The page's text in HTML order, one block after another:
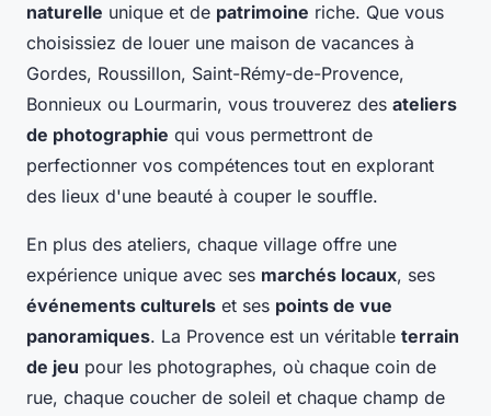
naturelle unique et de patrimoine riche. Que vous
choisissiez de louer une maison de vacances à
Gordes, Roussillon, Saint-Rémy-de-Provence,
Bonnieux ou Lourmarin, vous trouverez des ateliers
de photographie qui vous permettront de
perfectionner vos compétences tout en explorant
des lieux d'une beauté à couper le souffle.
En plus des ateliers, chaque village offre une
expérience unique avec ses marchés locaux, ses
événements culturels et ses points de vue
panoramiques. La Provence est un véritable terrain
de jeu pour les photographes, où chaque coin de
rue, chaque coucher de soleil et chaque champ de